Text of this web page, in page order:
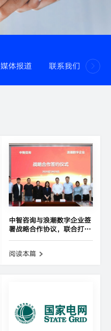
媒体报道 联系我们
中智咨询与浪潮数字企业签
署战略合作协议，联合打造
阅读本篇